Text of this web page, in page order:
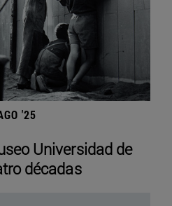
'25
Universidad de
décadas